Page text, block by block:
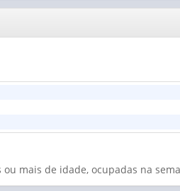
mais de idade, ocupadas na